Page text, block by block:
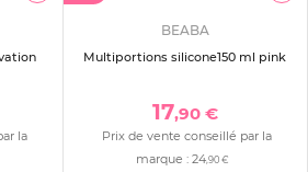
la
BEABA
Multiportions silicone150 ml pink
17,90 €
Prix de vente conseillé par la
marque :24,90 €